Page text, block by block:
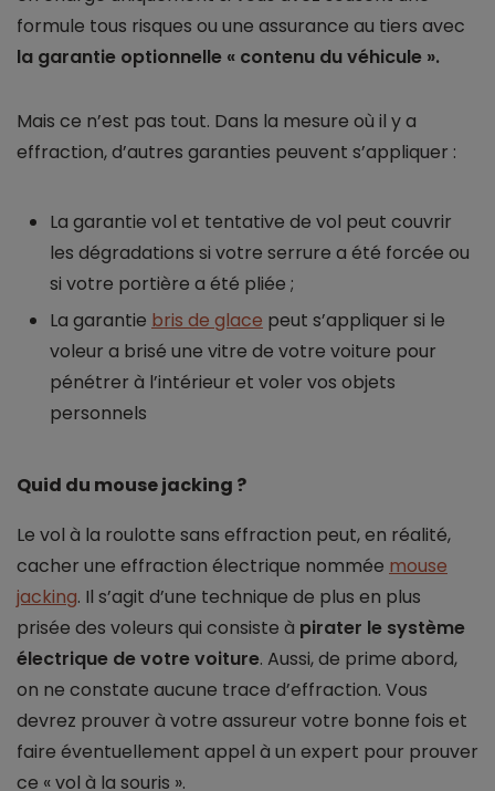
formule tous risques ou une assurance au tiers avec
la garantie optionnelle « contenu du véhicule ».
Mais ce n’est pas tout. Dans la mesure où il y a
effraction, d’autres garanties peuvent s’appliquer :
La garantie vol et tentative de vol peut couvrir
les dégradations si votre serrure a été forcée ou
si votre portière a été pliée ;
La garantie bris de glace peut s’appliquer si le
voleur a brisé une vitre de votre voiture pour
pénétrer à l’intérieur et voler vos objets
personnels
Quid du mouse jacking ?
Le vol à la roulotte sans effraction peut, en réalité,
cacher une effraction électrique nommée mouse
jacking. Il s’agit d’une technique de plus en plus
prisée des voleurs qui consiste à pirater le système
électrique de votre voiture. Aussi, de prime abord,
on ne constate aucune trace d’effraction. Vous
devrez prouver à votre assureur votre bonne fois et
faire éventuellement appel à un expert pour prouver
ce « vol à la souris ».